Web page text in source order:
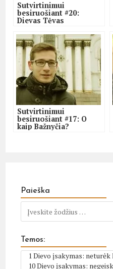
Sutvirtinimui
besiruošiant #20:
Dievas Tėvas
Sutvirtinimui
besiruošiant #17: O
kaip Bažnyčia?
Paieška
Temos: